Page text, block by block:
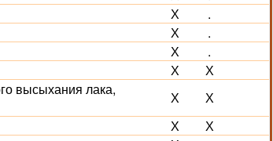
Х
.
Х
.
Х
.
Х
Х
высыхания лака,
Х
Х
Х
Х